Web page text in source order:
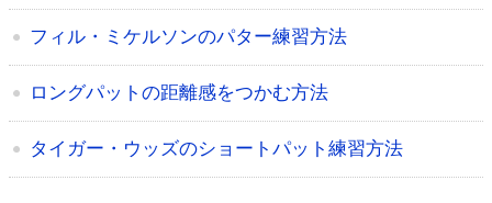
フィル・ミケルソンのパター練習方法
ロングパットの距離感をつかむ方法
タイガー・ウッズのショートパット練習方法